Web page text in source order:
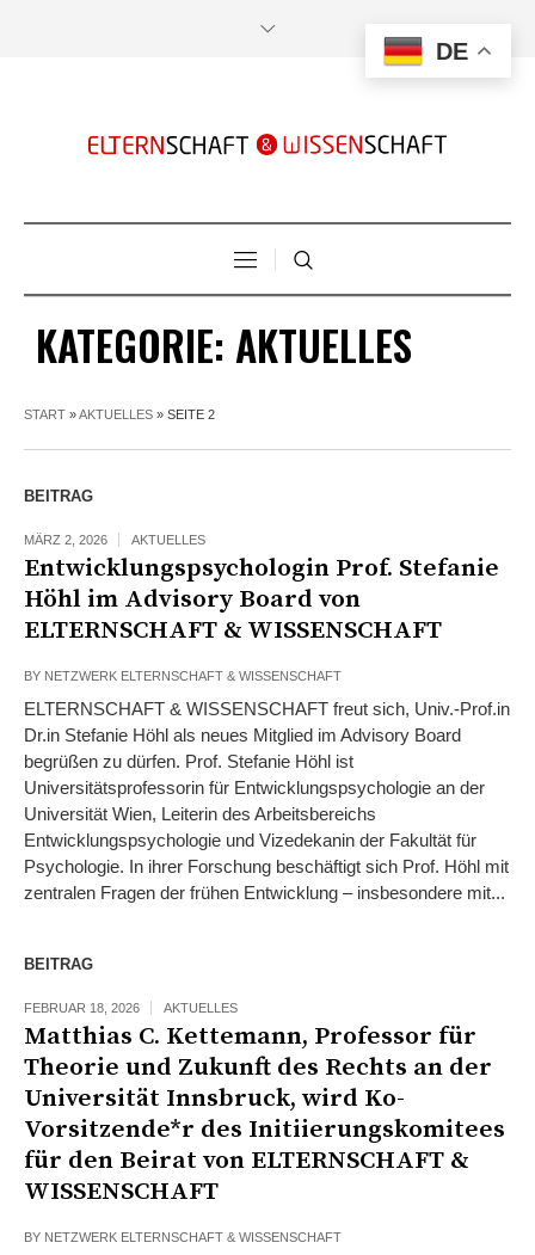
KATEGORIE: AKTUELLES
START »AKTUELLES » SEITE 2
BEITRAG
MÄRZ 2, 2026 AKTUELLES
Entwicklungspsychologin Prof. Stefanie
Höhl im Advisory Board von
ELTERNSCHAFT & WISSENSCHAFT
BY NETZWERK ELTERNSCHAFT & WISSENSCHAFT
ELTERNSCHAFT & WISSENSCHAFT freut sich, Univ.-Prof.in
Dr.in Stefanie Höhl als neues Mitglied im Advisory Board
begrüßen zu dürfen. Prof. Stefanie Höhl ist
Universitätsprofessorin für Entwicklungspsychologie an der
Universität Wien, Leiterin des Arbeitsbereichs
Entwicklungspsychologie und Vizedekanin der Fakultät für
Psychologie. In ihrer Forschung beschäftigt sich Prof. Höhl mit
zentralen Fragen der frühen Entwicklung – insbesondere mit...
BEITRAG
FEBRUAR 18, 2026 AKTUELLES
Matthias C. Kettemann, Professor für
Theorie und Zukunft des Rechts an der
Universität Innsbruck, wird Ko-
Vorsitzende*r des Initiierungskomitees
für den Beirat von ELTERNSCHAFT &
WISSENSCHAFT
BY NETZWERK ELTERNSCHAFT & WISSENSCHAFT
DE